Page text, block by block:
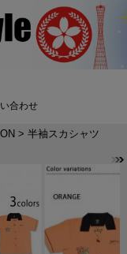
合わせ
> 半袖スカシャツ